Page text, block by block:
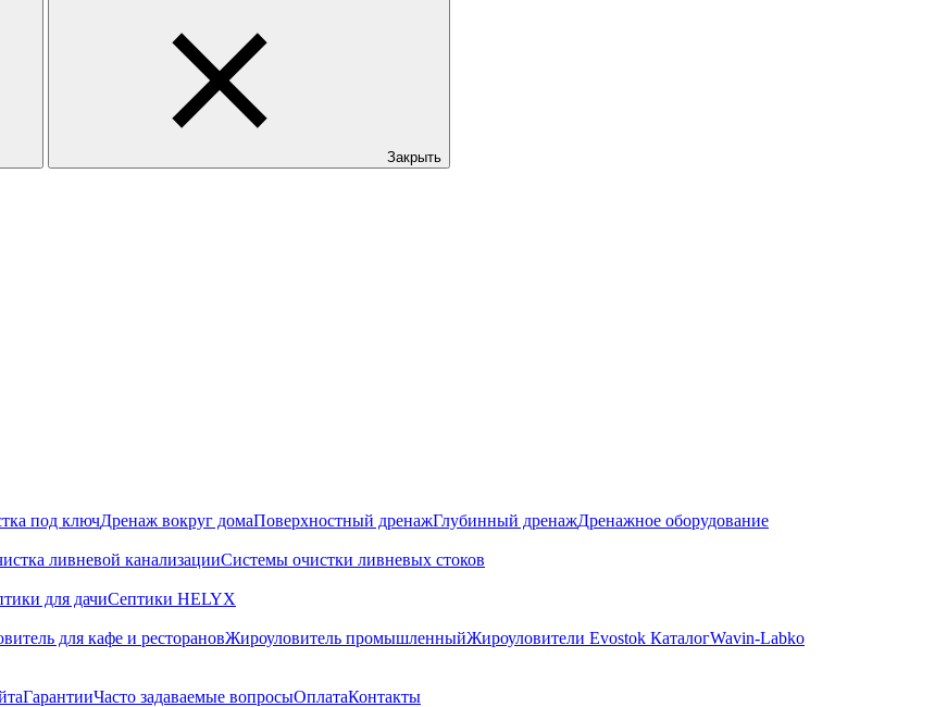
Закрыть
под ключДренаж вокруг домаПоверхностный дренажГлубинный дренажДренажное оборудование
ливневой канализацииСистемы очистки ливневых стоков
для дачиСептики HELYX
для кафе и ресторановЖироуловитель промышленныйЖироуловители Evostok КаталогWavin-Labko
ГарантииЧасто задаваемые вопросыОплатаКонтакты